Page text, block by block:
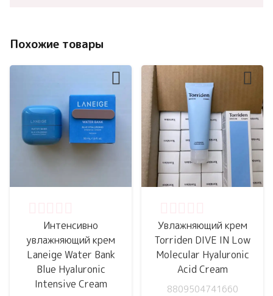
Похожие товары
Интенсивно
увлажняющий крем
Laneige Water Bank
Blue Hyaluronic
Intensive Cream
Увлажняющий крем
Torriden DIVE IN Low
Molecular Hyaluronic
Acid Cream
8809504741660